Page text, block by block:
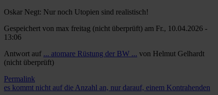
Oskar Negt: Nur noch Utopien sind realistisch!
Gespeichert von max freitag (nicht überprüft) am Fr., 10.04.2026 -
13:06
Antwort auf ... atomare Rüstung der BW ... von Helmut Gelhardt
(nicht überprüft)
Permalink
es kommt nicht auf die Anzahl an, nur darauf, einem Kontrahenden